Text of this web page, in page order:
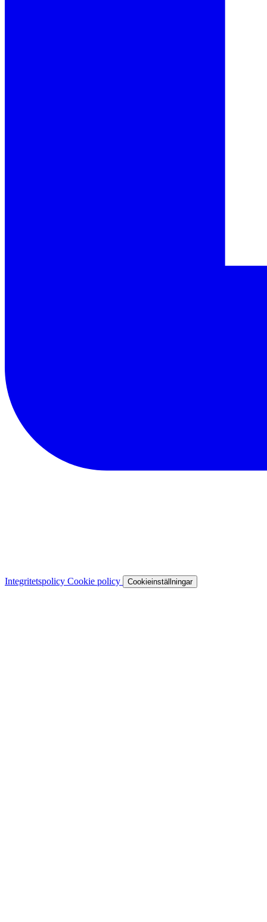
Integritetspolicy Cookie policy Cookieinställningar